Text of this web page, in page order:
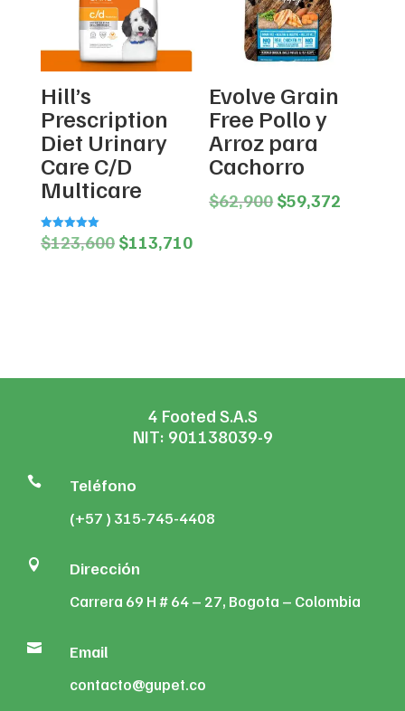
Hill’s
Prescription
Diet Urinary
Care C/D
Multicare
Valorado en
5.00
$123,600 Original
$113,710Current
Evolve Grain
Free Pollo y
Arroz para
Cachorro
$62,900 Original
$59,372
4 Footed S.A.S
NIT: 901138039-9
 Teléfono
(+57 ) 315-745-4408
 Dirección
Carrera 69 H # 64 – 27, Bogota – Colombia
 Email
contacto@gupet.co